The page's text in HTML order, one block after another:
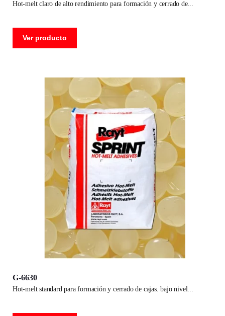
hot-melt claro de alto rendimiento para formación y cerrado de
Ver producto
G-6630
hot-melt standard para formación y cerrado de cajas. bajo nivel